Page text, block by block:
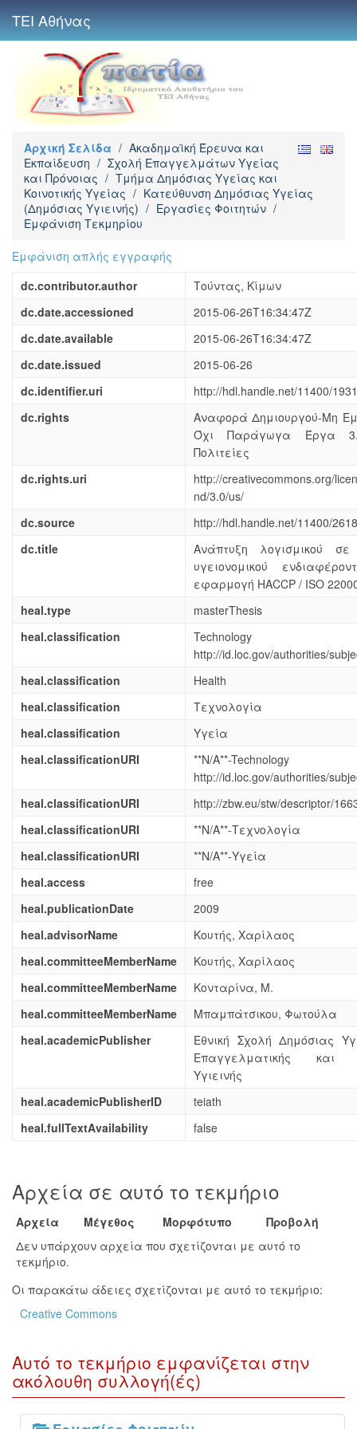
ΤΕΙ Αθήνας
Αρχική Σελίδα / Ακαδημαϊκή Έρευνα και
Εκπαίδευση / Σχολή Επαγγελμάτων Υγείας
και Πρόνοιας / Τμήμα Δημόσιας Υγείας και
Κοινοτικής Υγείας / Κατεύθυνση Δημόσιας Υγείας
(Δημόσιας Υγιεινής) / Εργασίες Φοιτητών /
Εμφάνιση Τεκμηρίου
Εμφάνιση απλής εγγραφής
dc.contributor.author
Τούντας, Κίμων
dc.date.accessioned
2015-06-26T16:34:47Z
dc.date.available
2015-06-26T16:34:47Z
dc.date.issued
2015-06-26
dc.identifier.uri
http://hdl.handle.net/11400/
dc.rights
Αναφορά Δημιουργού-Μη
Όχι Παράγωγα Έργα
Πολιτείες
dc.rights.uri
http://creativecommons.org/
nd/3.0/us/
dc.source
http://hdl.handle.net/11400/2618
dc.title
Ανάπτυξη λογισμικού σε
υγειονομικού
εφαρμογή HACCP / ISO
heal.type
masterThesis
heal.classification
Technology
http://id.loc.gov/authorities/
heal.classification
Health
heal.classification
Τεχνολογία
heal.classification
Υγεία
heal.classificationURI
**N/A**-Technology
http://id.loc.gov/authorities/
heal.classificationURI
http://zbw.eu/stw/descriptor/
heal.classificationURI
**N/A**-Τεχνολογία
heal.classificationURI
**N/A**-Υγεία
heal.access
free
heal.publicationDate
2009
heal.advisorName
Κουτής, Χαρίλαος
heal.committeeMemberName
Κουτής, Χαρίλαος
heal.committeeMemberName
Κονταρίνα, Μ.
heal.committeeMemberName
Μπαμπάτσικου, Φωτούλα
heal.academicPublisher
Εθνική Σχολή Δημόσιας
Επαγγελματικής και
Υγιεινής
heal.academicPublisherID
teiath
heal.fullTextAvailability
false
Αρχεία σε αυτό το τεκμήριο
Αρχεία Μέγεθος Μορφότυπο
Προβολή
Δεν υπάρχουν αρχεία που σχετίζονται με αυτό το
τεκμήριο.
Οι παρακάτω άδειες σχετίζονται με αυτό το τεκμήριο:
Creative Commons
Αυτό το τεκμήριο εμφανίζεται στην
ακόλουθη συλλογή(ές)